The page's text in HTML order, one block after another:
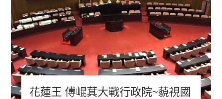
花蓮王 傅崐萁大戰行政院~藐視國